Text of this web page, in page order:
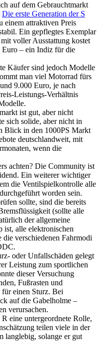
auf dem Gebrauchtmarkt
Die erste Generation der S
einem attraktiven Preis
Ein gepflegtes Exemplar
voller Ausstattung kostet
Euro – ein Indiz für die
Käufer sind jedoch Modelle
man viel Motorrad fürs
9.000 Euro, je nach
Leistungs-Verhältnis
ist gut, aber nicht
sich solide, aber nicht in
Blick in den 1000PS Markt
deutschlandweit, mit
wenn die
achten? Die Community ist
Ein weiterer wichtiger
die Ventilspielkontrolle alle
worden sein.
sollte, sind die bereits
(sollte alle
der allgemeine
ist, alle elektronischen
die verschiedenen Fahrmodi
oder Unfallschäden gelegt
Leistung zum sportlichen
dieser Versuchung
Fußrasten und
einen Sturz. Bei
auf die Gabelholme –
verursachen.
eine untergeordnete Rolle,
teilen viele in der
langlebig, solange er gut